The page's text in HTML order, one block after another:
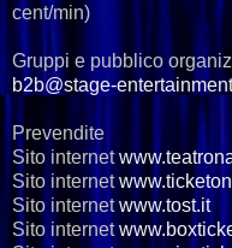
cent/min)
Gruppi e pubblico
b2b@stage-
Prevendite
Sito internet
Sito internet
Sito internetwww.tost.it
Sito internet